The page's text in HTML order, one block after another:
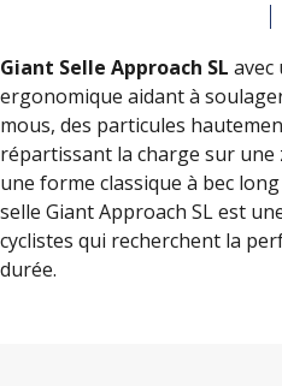
Giant Selle Approach SL avec
ergonomique aidant à
mous, des particules
répartissant la charge sur une
une forme classique à bec
selle Giant Approach SL est
cyclistes qui recherchent la
durée.